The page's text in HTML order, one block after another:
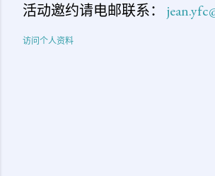
活动邀约请电邮联系：
访问个人资料